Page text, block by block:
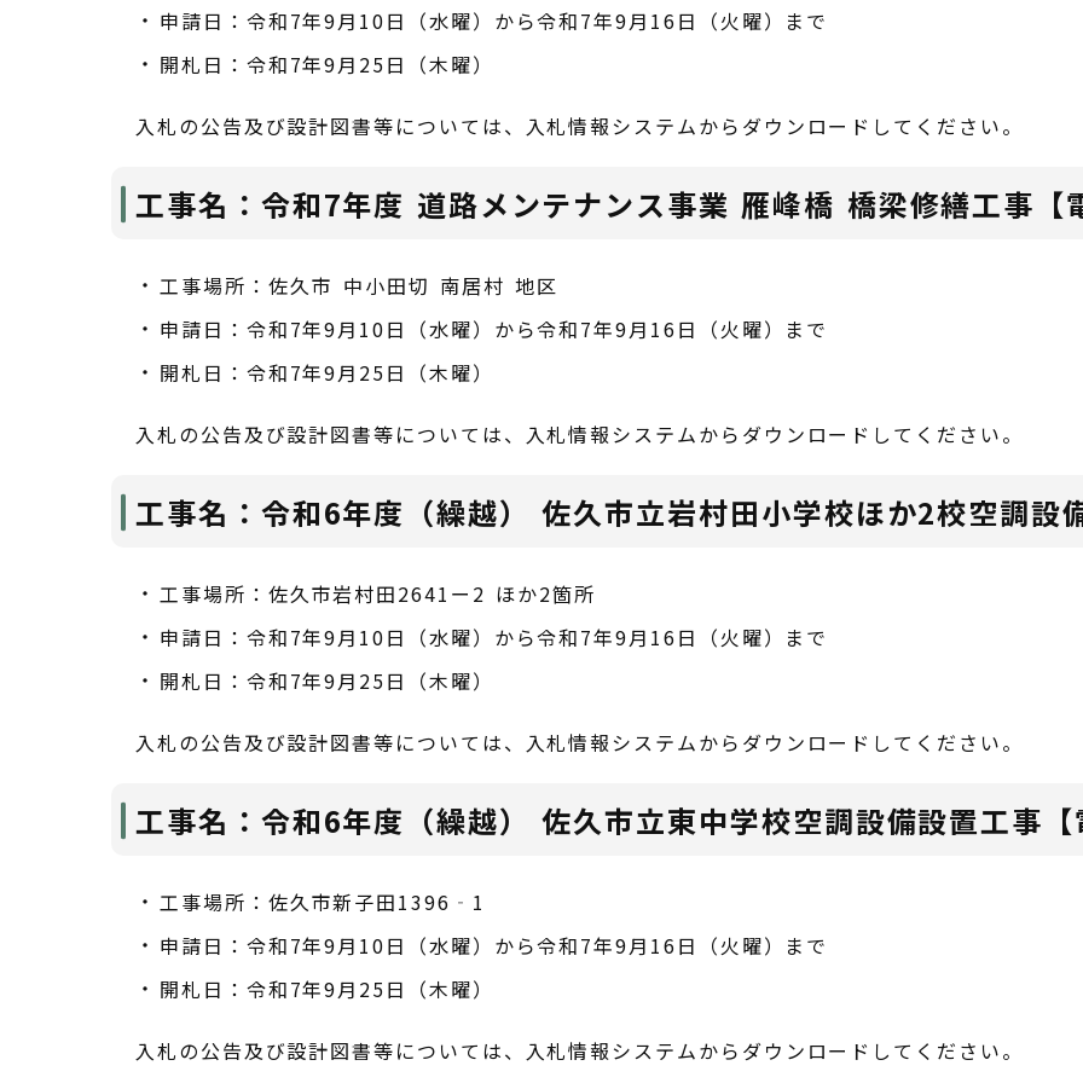
申請日：令和7年9月10日（水曜）から令和7年9月16日（火曜）まで
開札日：令和7年9月25日（木曜）
入札の公告及び設計図書等については、入札情報システムからダウンロードしてください。
工事名：令和7年度 道路メンテナンス事業 雁峰橋 橋梁修繕工事【
工事場所：佐久市 中小田切 南居村 地区
申請日：令和7年9月10日（水曜）から令和7年9月16日（火曜）まで
開札日：令和7年9月25日（木曜）
入札の公告及び設計図書等については、入札情報システムからダウンロードしてください。
工事名：令和6年度（繰越） 佐久市立岩村田小学校ほか2校空調設
工事場所：佐久市岩村田2641ー2 ほか2箇所
申請日：令和7年9月10日（水曜）から令和7年9月16日（火曜）まで
開札日：令和7年9月25日（木曜）
入札の公告及び設計図書等については、入札情報システムからダウンロードしてください。
工事名：令和6年度（繰越） 佐久市立東中学校空調設備設置工事【
工事場所：佐久市新子田1396‐1
申請日：令和7年9月10日（水曜）から令和7年9月16日（火曜）まで
開札日：令和7年9月25日（木曜）
入札の公告及び設計図書等については、入札情報システムからダウンロードしてください。